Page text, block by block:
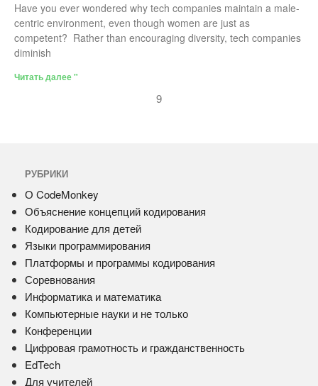
Have you ever wondered why tech companies maintain a male-
centric environment, even though women are just as
competent? Rather than encouraging diversity, tech companies
diminish
Читать далее "
9
РУБРИКИ
О CodeMonkey
Объяснение концепций кодирования
Кодирование для детей
Языки программирования
Платформы и программы кодирования
Соревнования
Информатика и математика
Компьютерные науки и не только
Конференции
Цифровая грамотность и гражданственность
EdTech
Для учителей